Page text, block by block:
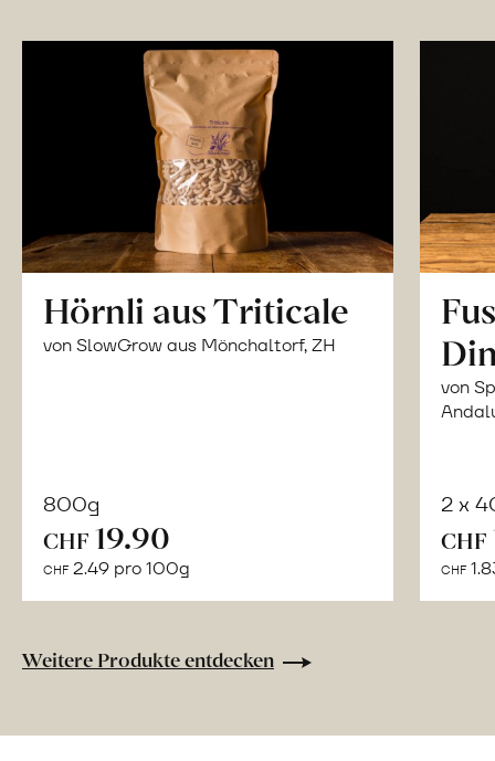
Hörnli aus Triticale
von SlowGrow aus Mönchaltorf, ZH
800g
CHF 19.90
CHF 2.49 pro 100g
von
2 x
CHF
CHF
Weitere Produkte entdecken